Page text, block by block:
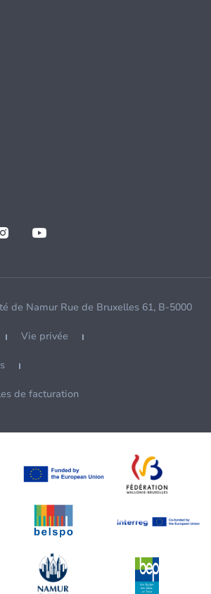
de Namur Rue de Bruxelles 61, B-5000
Vie privée
de facturation